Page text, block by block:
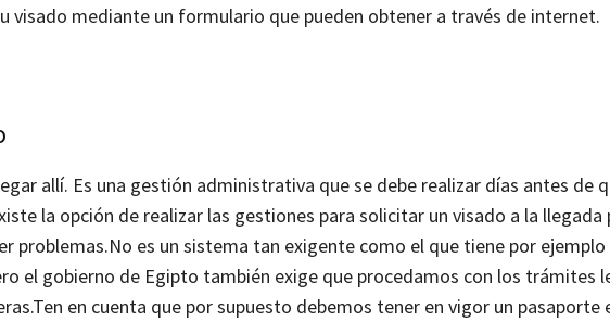
visado mediante un formulario que pueden obtener a través de internet.
allí. Es una gestión administrativa que se debe realizar días antes de
la opción de realizar las gestiones para solicitar un visado a la llegada
problemas.No es un sistema tan exigente como el que tiene por
el gobierno de Egipto también exige que procedamos con los trámites
Ten en cuenta que por supuesto debemos tener en vigor un pasaporte